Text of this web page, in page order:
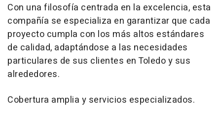
Con una filosofía centrada en la excelencia, esta
compañía se especializa en garantizar que cada
proyecto cumpla con los más altos estándares
de calidad, adaptándose a las necesidades
particulares de sus clientes en Toledo y sus
alrededores.
Cobertura amplia y servicios especializados.